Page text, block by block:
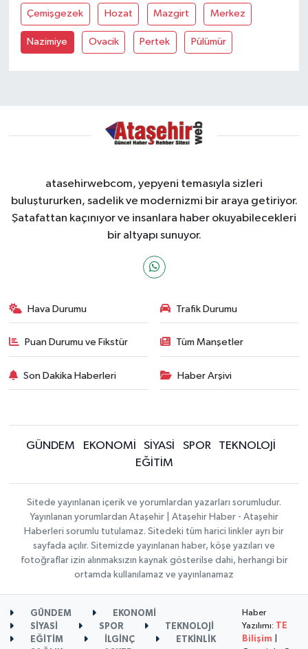
Çemişgezek Hozat Mazgirt Merkez
Nazimiye Ovacik Pertek Pülümür
atasehirwebcom, yepyeni temasıyla sizleri
buluştururken, sadelik ve modernizmi bir araya getiriyor.
Şatafattan kaçınıyor ve insanlara haber okuyabilecekleri
bir altyapı sunuyor.
Hava Durumu Trafik Durumu
Puan Durumu ve Fikstür Tüm Manşetler
Son Dakika Haberleri Haber Arşivi
GÜNDEM EKONOMİ SİYASİ SPOR
TEKNOLOJİ
EĞİTİM
Sitede yayınlanan içerik ve yorumlardan yazarları sorumludur.
Yayınlanan yorumlardan Ataşehir | Ataşehir Haber - Ataşehir
Haberleri sorumlu tutulamaz. Sitedeki tüm harici linkler ayrı bir
sayfada açılır. Sitemizde yayınlanan haber, köşe yazıları ve
fotoğraflar izin alınmaksızın kaynak gösterilse dahi, herhangi bir
ortamda kullanılamaz ve yayınlanamaz
GÜNDEM
EKONOMİ
SİYASİ
SPOR
TEKNOLOJİ
EĞİTİM
İLGİNÇ
ETKİNLİK
Haber
Yazılımı:
TE
Bilişim